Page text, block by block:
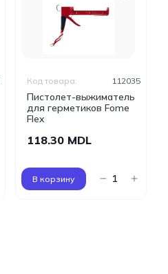
Пистолет-выжиматель
для герметиков Fome
Flex
Код товара: 112035
118.30 MDL
В корзину